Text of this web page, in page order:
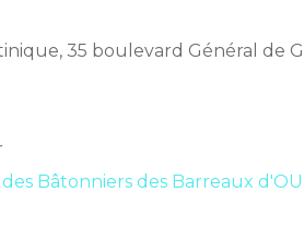
35 boulevard Général de
Bâtonniers des Barreaux